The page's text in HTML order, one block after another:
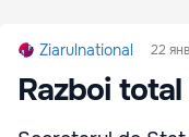
Ziarulnational 22
Razboi